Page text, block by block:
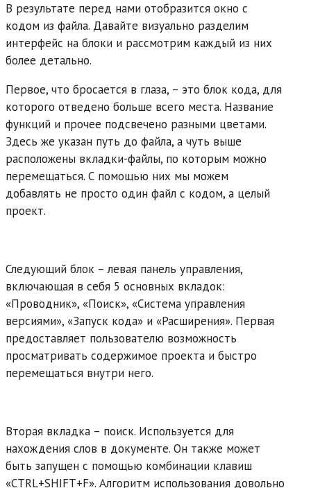
В результате перед нами отобразится окно с
кодом из файла. Давайте визуально разделим
интерфейс на блоки и рассмотрим каждый из них
более детально.
Первое, что бросается в глаза, – это блок кода, для
которого отведено больше всего места. Название
функций и прочее подсвечено разными цветами.
Здесь же указан путь до файла, а чуть выше
расположены вкладки-файлы, по которым можно
перемещаться. С помощью них мы можем
добавлять не просто один файл с кодом, а целый
проект.
Следующий блок – левая панель управления,
включающая в себя 5 основных вкладок:
«Проводник», «Поиск», «Система управления
версиями», «Запуск кода» и «Расширения». Первая
предоставляет пользователю возможность
просматривать содержимое проекта и быстро
перемещаться внутри него.
Вторая вкладка – поиск. Используется для
нахождения слов в документе. Он также может
быть запущен с помощью комбинации клавиш
«CTRL+SHIFT+F». Алгоритм использования довольно